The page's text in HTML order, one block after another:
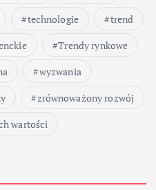
technologie
trend
Trendy rynkowe
wyzwania
zrównoważony rozwój
wartości